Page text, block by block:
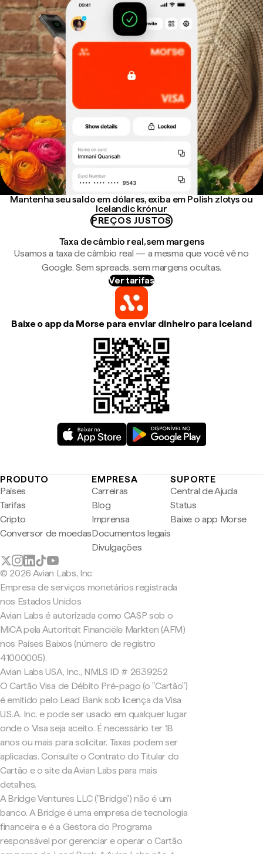
Mantenha seu saldo em dólares, exiba em Polish zlotys ou
Icelandic krónur
PREÇOS JUSTOS
Taxa de câmbio real, sem margens
Usamos a taxa de câmbio real — a mesma que você vê no
Google. Sem spreads, sem margens ocultas.
Ver tarifas
Baixe o app da Morse para enviar dinheiro para Iceland
PRODUTO
Países
Tarifas
Cripto
Conversor de moedas
EMPRESA
Carreiras
Blog
Imprensa
Documentos legais
Divulgações
SUPORTE
Central de Ajuda
Status
Baixe o app Morse
© 2026 Avian Labs, Inc
Empresa de serviços monetários registrada
nos Estados Unidos
Avian Labs é autorizada como CASP sob o
MiCA pela Autoriteit Financiële Markten (AFM)
nos Países Baixos (número de registro
41000005).
Avian Labs USA, Inc., NMLS ID # 2639252
O Cartão Visa de Débito Pré-pago (o "Cartão")
é emitido pelo Lead Bank sob licença da Visa
U.S.A. Inc. e pode ser usado em qualquer lugar
onde o Visa seja aceito. É necessário ter 18
anos ou mais para solicitar. Taxas podem ser
aplicadas. Consulte o Contrato do Titular do
Cartão e o site da Avian Labs para mais
detalhes.
A Bridge Ventures LLC ("Bridge") não é um
banco. A Bridge é uma empresa de tecnologia
financeira e é a Gestora do Programa
responsável por gerenciar e operar o Cartão